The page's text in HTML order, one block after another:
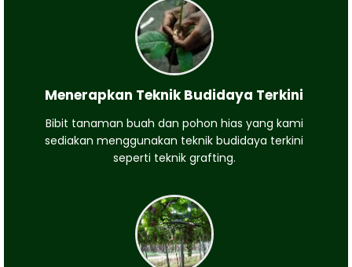
Menerapkan Teknik Budidaya Terkini
Bibit tanaman buah dan pohon hias yang kami
sediakan menggunakan teknik budidaya terkini
seperti teknik grafting.